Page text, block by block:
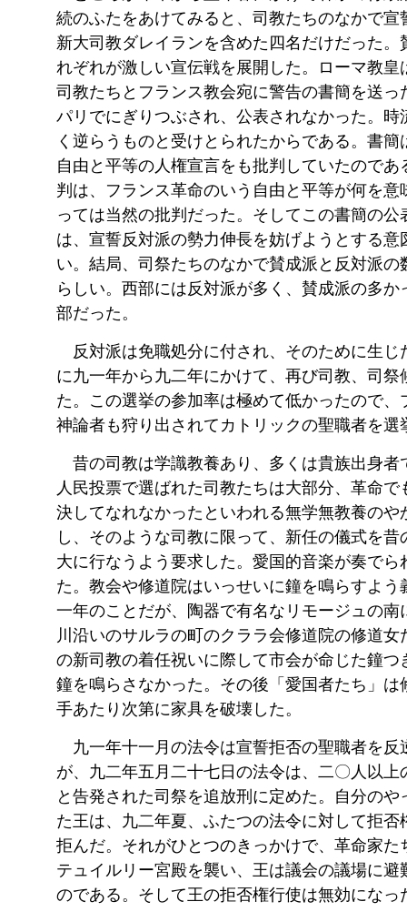
続のふたをあけてみると、司教たちのなかで宣
新大司教ダレイランを含めた四名だけだった。
れぞれが激しい宣伝戦を展開した。ローマ教皇
司教たちとフランス教会宛に警告の書簡を送っ
パリでにぎりつぶされ、公表されなかった。時
く逆らうものと受けとられたからである。書
自由と平等の人権宣言をも批判していたのであ
判は、フランス革命のいう自由と平等が何を意
っては当然の批判だった。そしてこの書簡の公
は、宣誓反対派の勢力伸長を妨げようとする意
い。結局、司祭たちのなかで賛成派と反対派の
らしい。西部には反対派が多く、賛成派の多か
部だった。
反対派は免職処分に付され、そのために生じ
に九一年から九二年にかけて、再び司教、司祭
た。この選挙の参加率は極めて低かったので、
神論者も狩り出されてカトリックの聖職者を選
昔の司教は学識教養あり、多くは貴族出身者
人民投票で選ばれた司教たちは大部分、革命で
決してなれなかったといわれる無学無教養のや
し、そのような司教に限って、新任の儀式を
大に行なうよう要求した。愛国的音楽が奏でら
た。教会や修道院はいっせいに鐘を鳴らすよう
一年のことだが、陶器で有名なリモージュの南
川沿いのサルラの町のクララ会修道院の修道女
の新司教の着任祝いに際して市会が命じた鐘つ
鐘を鳴らさなかった。その後「愛国者たち」は
手あたり次第に家具を破壊した。
九一年十一月の法令は宣誓拒否の聖職者を反
が、九二年五月二十七日の法令は、二〇人以上
と告発された司祭を追放刑に定めた。自分のや
た王は、九二年夏、ふたつの法令に対して拒否
拒んだ。それがひとつのきっかけで、革命家た
テュイルリー宮殿を襲い、王は議会の議場に避
のである。そして王の拒否権行使は無効になっ